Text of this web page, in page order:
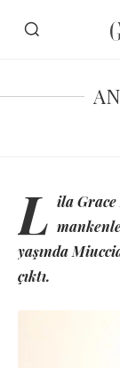
L ila Grace
yaşında
çıktı.